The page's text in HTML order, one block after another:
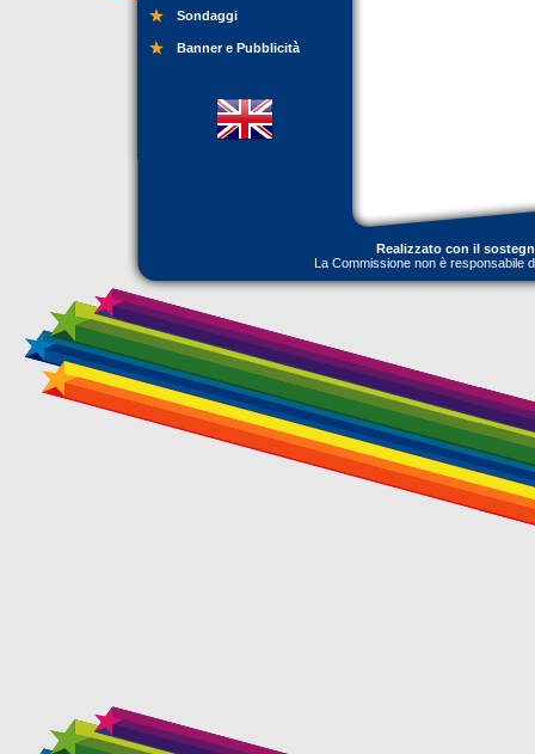
Sondaggi
Banner e Pubblicità
Realizzato con il
La Commissione non è responsabile